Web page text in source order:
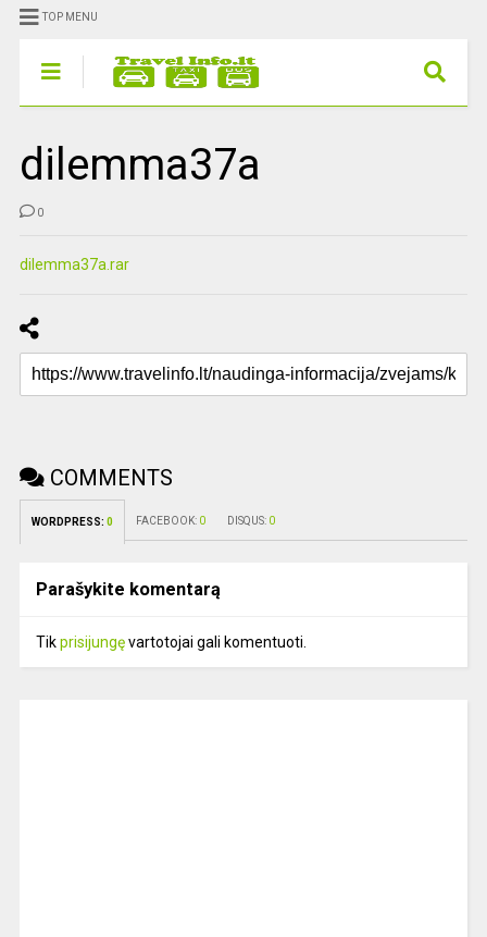
TOP MENU
dilemma37a
0
dilemma37a.rar
COMMENTS
WORDPRESS: 0 FACEBOOK: 0 DISQUS: 0
Parašykite komentarą
Tikprisijungęvartotojai gali komentuoti.